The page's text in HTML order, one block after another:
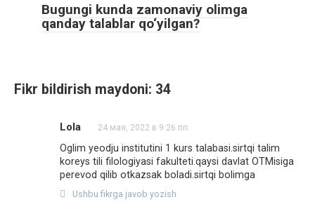
Bugungi kunda zamonaviy olimga
qanday talablar qo‘yilgan?
Fikr bildirish maydoni: 34
Lola 24 мая, 2022 в 9:26 пп
Oglim yeodju institutini 1 kurs talabasi.sirtqi talim
koreys tili filologiyasi fakulteti.qaysi davlat OTMisiga
perevod qilib otkazsak boladi.sirtqi bolimga
Ushbu fikrga javob yozish